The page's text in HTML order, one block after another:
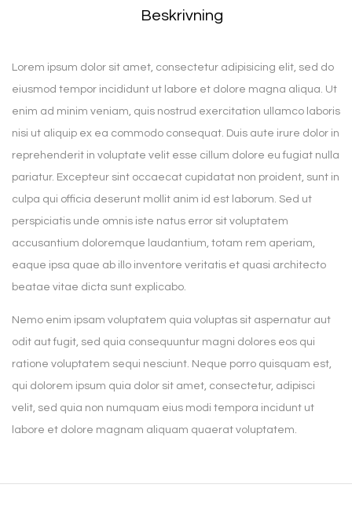
Beskrivning
Lorem ipsum dolor sit amet, consectetur adipisicing elit, sed do
eiusmod tempor incididunt ut labore et dolore magna aliqua. Ut
enim ad minim veniam, quis nostrud exercitation ullamco laboris
nisi ut aliquip ex ea commodo consequat. Duis aute irure dolor in
reprehenderit in voluptate velit esse cillum dolore eu fugiat nulla
pariatur. Excepteur sint occaecat cupidatat non proident, sunt in
culpa qui officia deserunt mollit anim id est laborum. Sed ut
perspiciatis unde omnis iste natus error sit voluptatem
accusantium doloremque laudantium, totam rem aperiam,
eaque ipsa quae ab illo inventore veritatis et quasi architecto
beatae vitae dicta sunt explicabo.
Nemo enim ipsam voluptatem quia voluptas sit aspernatur aut
odit aut fugit, sed quia consequuntur magni dolores eos qui
ratione voluptatem sequi nesciunt. Neque porro quisquam est,
qui dolorem ipsum quia dolor sit amet, consectetur, adipisci
velit, sed quia non numquam eius modi tempora incidunt ut
labore et dolore magnam aliquam quaerat voluptatem.